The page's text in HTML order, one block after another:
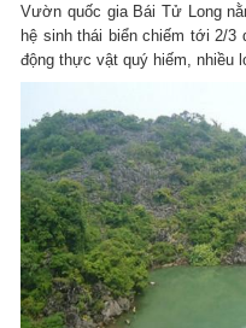
Vườn quốc gia Bái Tử Long
hệ sinh thái biển chiếm tới 2/
động thực vật quý hiếm, nhiều